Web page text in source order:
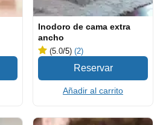
Inodoro de cama extra
ancho
(5.0/5) (2)
Añadir al carrito